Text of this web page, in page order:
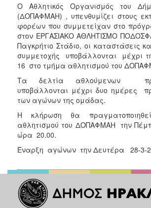
Ο Αθλητικός Οργανισμός του
(ΔΟΠΑΦΜΑΗ) , υπενθυμίζει στους
φορέων που συμμετείχαν στο
στον ΕΡΓΑΣΙΑΚΟ ΑΘΛΗΤΙΣΜΟ
Παγκρήτιο Στάδιο, oι καταστάσεις
συμμετοχής υποβάλλονται μέχρι
16 στο τμήμα αθλητισμού του
Τα δελτία αθλούμενων
υποβάλλονται μέχρι δυο ημέρες
των αγώνων της ομάδας.
Η κλήρωση θα
αθλητισμού του ΔΟΠΑΦΜΑΗ την
ώρα 20.00.
Έναρξη αγώνων την Δευτέρα 28-3-